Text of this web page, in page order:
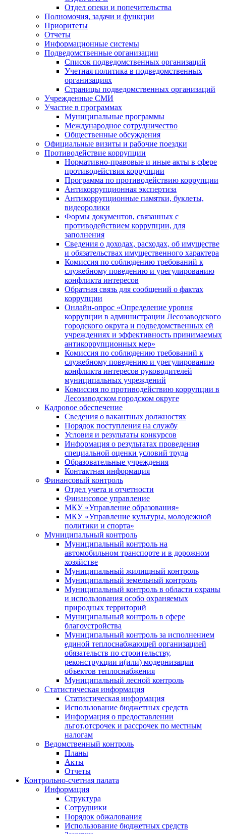
Отдел опеки и попечительства
Полномочия, задачи и функции
Приоритеты
Отчеты
Информационные системы
Подведомственные организации
Список подведомственных организаций
Учетная политика в подведомственных
организациях
Страницы подведомственных организаций
Учрежденные СМИ
Участие в программах
Муниципальные программы
Международное сотрудничество
Общественные обсуждения
Официальные визиты и рабочие поездки
Противодействие коррупции
Нормативно-правовые и иные акты в сфере
противодействия коррупции
Программа по противодействию коррупции
Антикоррупционная экспертиза
Антикоррупционные памятки, буклеты,
видеоролики
Формы документов, связанных с
противодействием коррупции, для
заполнения
Сведения о доходах, расходах, об имуществе
и обязательствах имущественного характера
Комиссия по соблюдению требований к
служебному поведению и урегулированию
конфликта интересов
Обратная связь для сообщений о фактах
коррупции
Онлайн-опрос «Определение уровня
коррупции в администрации Лесозаводского
городского округа и подведомственных ей
учреждениях и эффективность принимаемых
антикоррупционных мер»
Комиссия по соблюдению требований к
служебному поведению и урегулированию
конфликта интересов руководителей
муниципальных учреждений
Комиссия по противодействию коррупции в
Лесозаводском городском округе
Кадровое обеспечение
Сведения о вакантных должностях
Порядок поступления на службу
Условия и результаты конкурсов
Информация о результатах проведения
специальной оценки условий труда
Образовательные учреждения
Контактная информация
Финансовый контроль
Отдел учета и отчетности
Финансовое управление
МКУ «Управление образования»
МКУ «Управление культуры, молодежной
политики и спорта»
Муниципальный контроль
Муниципальный контроль на
автомобильном транспорте и в дорожном
хозяйстве
Муниципальный жилищный контроль
Муниципальный земельный контроль
Муниципальный контроль в области охраны
и использования особо охраняемых
природных территорий
Муниципальный контроль в сфере
благоустройства
Муниципальный контроль за исполнением
единой теплоснабжающей организацией
обязательств по строительству,
реконструкции и(или) модернизации
объектов теплоснабжения
Муниципальный лесной контроль
Статистическая информация
Статистическая информация
Использование бюджетных средств
Информация о предоставлении
льгот,отсрочек и рассрочек по местным
налогам
Ведомственный контроль
Планы
Акты
Отчеты
Контрольно-счетная палата
Информация
Структура
Сотрудники
Порядок обжалования
Использование бюджетных средств